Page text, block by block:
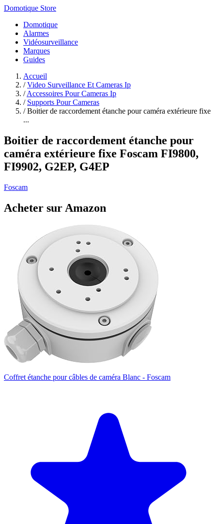
Domotique Store
Domotique
Alarmes
Vidéosurveillance
Marques
Guides
Accueil
/ Video Surveillance Et Cameras Ip
/ Accessoires Pour Cameras Ip
/ Supports Pour Cameras
/ Boitier de raccordement étanche pour caméra extérieure fixe
...
Boitier de raccordement étanche pour
caméra extérieure fixe Foscam FI9800,
FI9902, G2EP, G4EP
Foscam
Acheter sur Amazon
Coffret étanche pour câbles de caméra Blanc - Foscam